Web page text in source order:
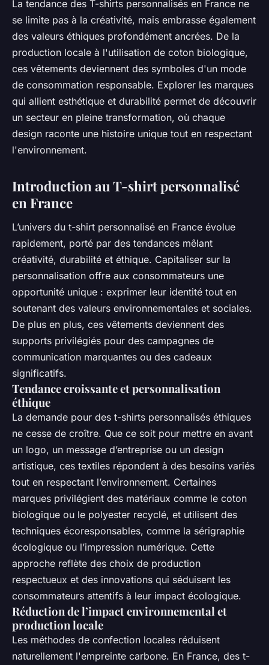
La tendance des T-shirts personnalisés en France ne
se limite pas à la créativité, mais embrasse également
des valeurs éthiques profondément ancrées. De la
production locale à l'utilisation de coton biologique,
ces vêtements deviennent des symboles d'un mode
de consommation responsable. Explorer les marques
qui allient esthétique et durabilité permet de découvrir
un secteur en pleine transformation, où chaque
design raconte une histoire unique tout en respectant
l'environnement.
Introduction au T-shirt personnalisé
en France
L’univers du t-shirt personnalisé en France évolue
rapidement, porté par des tendances mêlant
créativité, durabilité et éthique. Capitaliser sur la
personnalisation offre aux consommateurs une
opportunité unique : exprimer leur identité tout en
soutenant des valeurs environnementales et sociales.
De plus en plus, ces vêtements deviennent des
supports privilégiés pour des campagnes de
communication marquantes ou des cadeaux
significatifs.
Tendance croissante et personnalisation
éthique
La demande pour des t-shirts personnalisés éthiques
ne cesse de croître. Que ce soit pour mettre en avant
un logo, un message d’entreprise ou un design
artistique, ces textiles répondent à des besoins variés
tout en respectant l’environnement. Certaines
marques privilégient des matériaux comme le coton
biologique ou le polyester recyclé, et utilisent des
techniques écoresponsables, comme la sérigraphie
écologique ou l’impression numérique. Cette
approche reflète des choix de production
respectueux et des innovations qui séduisent les
consommateurs attentifs à leur impact écologique.
Réduction de l’impact environnemental et
production locale
Les méthodes de confection locales réduisent
naturellement l'empreinte carbone. En France, des t-